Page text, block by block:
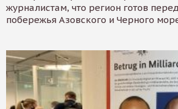
журналистам, что регион готов
побережья Азовского и Черного